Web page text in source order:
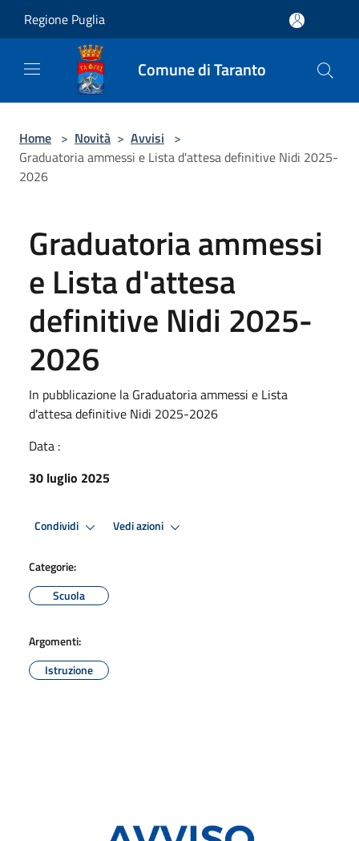
Regione Puglia
Comune di Taranto
Home > Novità > Avvisi >
Graduatoria ammessi e Lista d'attesa definitive Nidi 2025-
2026
Graduatoria ammessi
e Lista d'attesa
definitive Nidi 2025-
2026
In pubblicazione la Graduatoria ammessi e Lista
d'attesa definitive Nidi 2025-2026
Data :
30 luglio 2025
Condividi Vedi azioni
Categorie:
Scuola
Argomenti:
Istruzione